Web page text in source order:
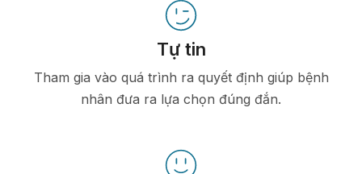
Tự tin
Tham gia vào quá trình ra quyết định giúp bệnh
nhân đưa ra lựa chọn đúng đắn.